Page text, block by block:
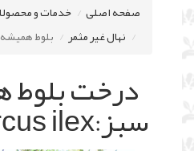
صفحه اصلی خدمات و
نهال غیر مثمر
بلوط
درخت
سبز:
ilex